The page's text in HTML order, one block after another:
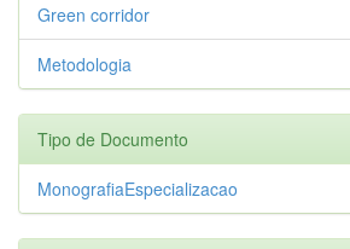
Green corridor
Metodologia
Tipo de Documento
MonografiaEspecializacao